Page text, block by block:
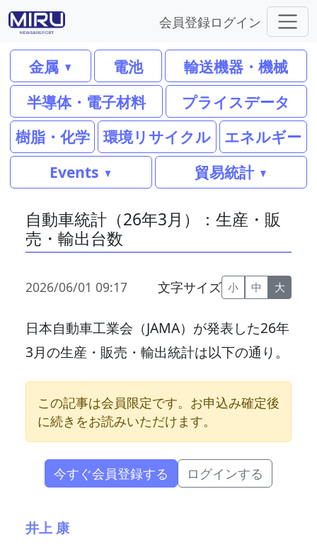
会員登録ログイン
金属 電池
輸送機器・機械
半導体・電子材料
プライスデータ
樹脂・化学
環境リサイクル
エネルギー
Events
貿易統計
自動車統計（26年3月）：生産・販
売・輸出台数
2026/06/01 09:17 文字サイズ 小 中 大
日本自動車工業会（JAMA）が発表した26年
3月の生産・販売・輸出統計は以下の通り。
この記事は会員限定です。お申込み確定後
に続きをお読みいただけます。
今すぐ会員登録する ログインする
井上 康